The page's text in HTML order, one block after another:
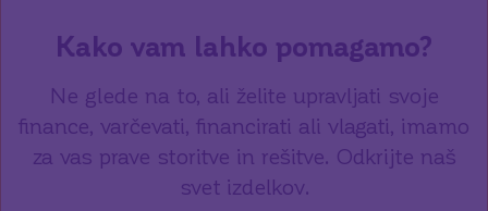
Kako vam lahko pomagamo?
Ne glede na to, ali želite upravljati svoje
finance, varčevati, financirati ali vlagati, imamo
za vas prave storitve in rešitve. Odkrijte naš
svet izdelkov.